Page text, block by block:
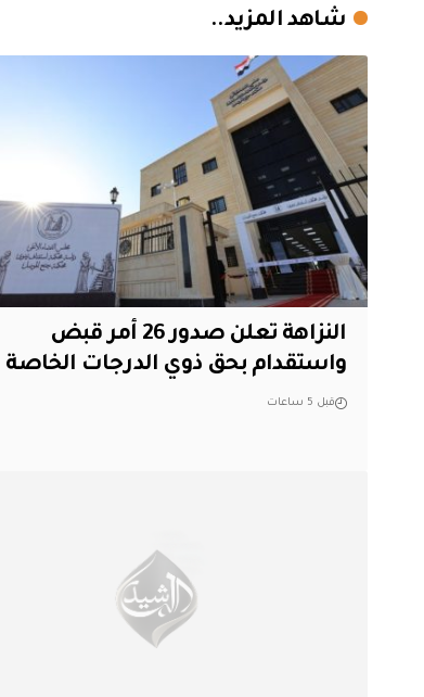
شاهد المزيد..
النزاهة تعلن صدور 26 أمر قبض
واستقدام بحق ذوي الدرجات الخاصة
قبل 5 ساعات